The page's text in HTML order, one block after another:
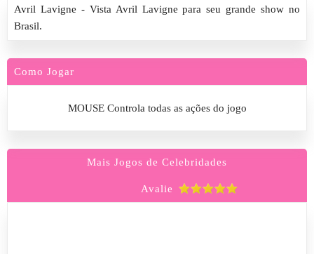
Avril Lavigne - Vista Avril Lavigne para seu grande show no
Brasil.
Como Jogar
MOUSE Controla todas as ações do jogo
Mais Jogos de Celebridades
Avalie